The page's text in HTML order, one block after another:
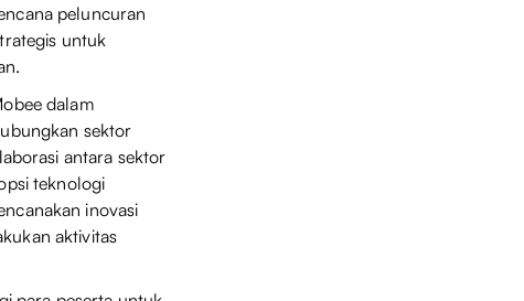
peluncuran
untuk
dalam
sektor
antara sektor
teknologi
inovasi
aktivitas